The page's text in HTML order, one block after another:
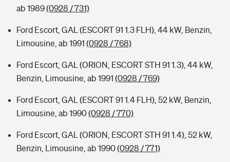
ab 1989(0928 / 731)
Ford Escort, GAL (ESCORT 91 1.3 FLH), 44 kW, Benzin,
Limousine, ab 1991 (0928 / 768)
Ford Escort, GAL (ORION, ESCORT STH 91 1.3), 44 kW,
Benzin, Limousine, ab 1991 (0928 / 769)
Ford Escort, GAL (ESCORT 91 1.4 FLH), 52 kW, Benzin,
Limousine, ab 1990(0928 / 770)
Ford Escort, GAL (ORION, ESCORT STH 91 1.4), 52 kW,
Benzin, Limousine, ab 1990(0928 / 771)